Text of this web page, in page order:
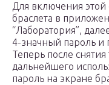
Для включения
браслета в
“Лаборатория”,
4-значный пароль и
Теперь после
дальнейшего
пароль на экране